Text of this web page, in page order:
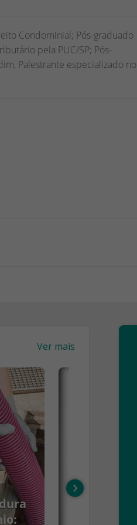
Condominial; Pós-graduado
pela PUC/SP; Pós-
Palestrante especializado no
Ver mais
›